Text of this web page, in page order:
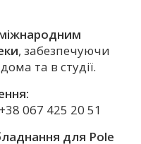
, забезпечуючи
та в студії.
+38 067 425 20 51
для Pole